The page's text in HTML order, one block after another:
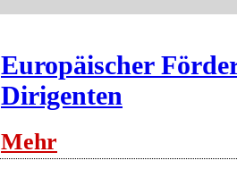
Europäischer
Dirigenten
Mehr